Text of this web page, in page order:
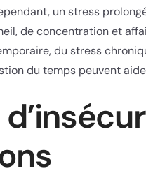
un stress
de concentration et
du stress
du temps peuvent